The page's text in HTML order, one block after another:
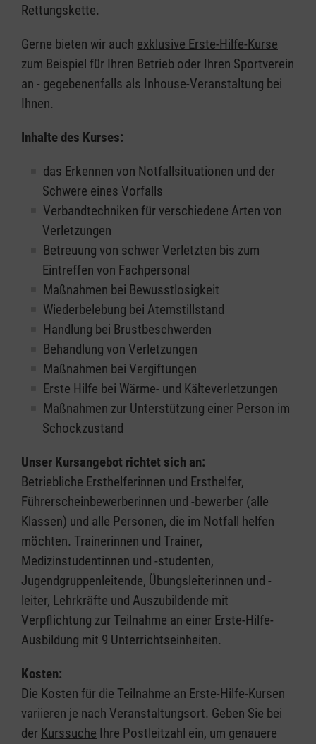
Rettungskette.
Gerne bieten wir auch exklusive Erste-Hilfe-Kurse
zum Beispiel für Ihren Betrieb oder Ihren Sportverein
an - gegebenenfalls als Inhouse-Veranstaltung bei
Ihnen.
Inhalte des Kurses:
das Erkennen von Notfallsituationen und der
Schwere eines Vorfalls
Verbandtechniken für verschiedene Arten von
Verletzungen
Betreuung von schwer Verletzten bis zum
Eintreffen von Fachpersonal
Maßnahmen bei Bewusstlosigkeit
Wiederbelebung bei Atemstillstand
Handlung bei Brustbeschwerden
Behandlung von Verletzungen
Maßnahmen bei Vergiftungen
Erste Hilfe bei Wärme- und Kälteverletzungen
Maßnahmen zur Unterstützung einer Person im
Schockzustand
Unser Kursangebot richtet sich an:
Betriebliche Ersthelferinnen und Ersthelfer,
Führerscheinbewerberinnen und -bewerber (alle
Klassen) und alle Personen, die im Notfall helfen
möchten. Trainerinnen und Trainer,
Medizinstudentinnen und -studenten,
Jugendgruppenleitende, Übungsleiterinnen und -
leiter, Lehrkräfte und Auszubildende mit
Verpflichtung zur Teilnahme an einer Erste-Hilfe-
Ausbildung mit 9 Unterrichtseinheiten.
Kosten:
Die Kosten für die Teilnahme an Erste-Hilfe-Kursen
variieren je nach Veranstaltungsort. Geben Sie bei
der Kurssuche Ihre Postleitzahl ein, um genauere